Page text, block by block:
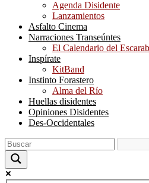
Agenda Disidente
Lanzamientos
Asfalto Cinema
Narraciones Transeúntes
El Calendario del
Inspírate
KitBand
Instinto Forastero
Alma del Río
Huellas disidentes
Opiniones Disidentes
Des-Occidentales